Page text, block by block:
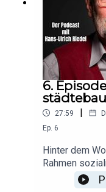
6.
27:59 |
Ep. 6
Hinter dem
Rahmen